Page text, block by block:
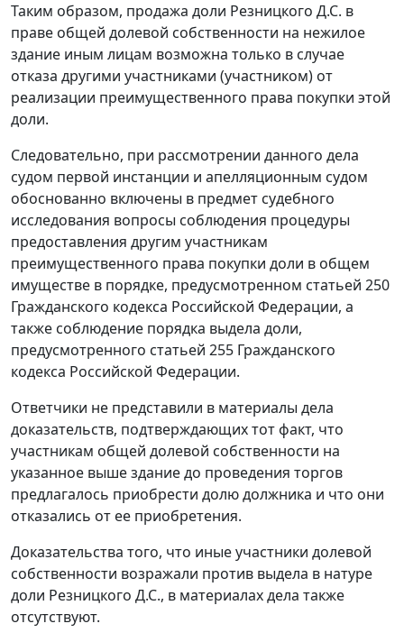
Таким образом, продажа доли Резницкого Д.С. в
праве общей долевой собственности на нежилое
здание иным лицам возможна только в случае
отказа другими участниками (участником) от
реализации преимущественного права покупки этой
доли.
Следовательно, при рассмотрении данного дела
судом первой инстанции и апелляционным судом
обоснованно включены в предмет судебного
исследования вопросы соблюдения процедуры
предоставления другим участникам
преимущественного права покупки доли в общем
имуществе в порядке, предусмотренном статьей 250
Гражданского кодекса Российской Федерации, а
также соблюдение порядка выдела доли,
предусмотренного статьей 255 Гражданского
кодекса Российской Федерации.
Ответчики не представили в материалы дела
доказательств, подтверждающих тот факт, что
участникам общей долевой собственности на
указанное выше здание до проведения торгов
предлагалось приобрести долю должника и что они
отказались от ее приобретения.
Доказательства того, что иные участники долевой
собственности возражали против выдела в натуре
доли Резницкого Д.С., в материалах дела также
отсутствуют.